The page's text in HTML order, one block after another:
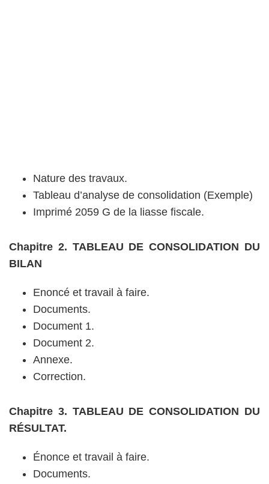
Nature des travaux.
Tableau d’analyse de consolidation (Exemple)
Imprimé 2059 G de la liasse fiscale.
Chapitre 2. TABLEAU DE CONSOLIDATION DU
BILAN
Enoncé et travail à faire.
Documents.
Document 1.
Document 2.
Annexe.
Correction.
Chapitre 3. TABLEAU DE CONSOLIDATION DU
RÉSULTAT.
Énonce et travail à faire.
Documents.